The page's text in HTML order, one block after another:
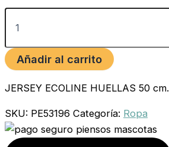
Añadir al carrito
JERSEY ECOLINE HUELLAS 50 cm.
SKU: PE53196 Categoría: Ropa